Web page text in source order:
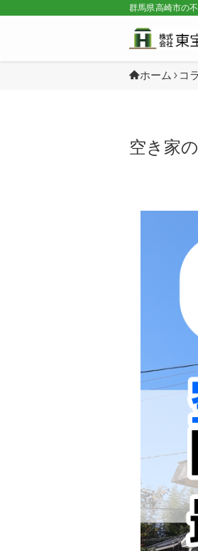
群馬県高崎市の
ホーム コ
空き家